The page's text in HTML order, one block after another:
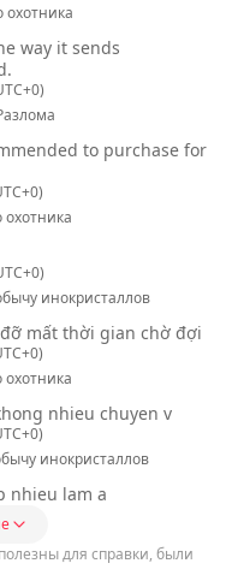
way it sends
to purchase for
инокристаллов
mất thời gian chờ đợi
nhieu chuyen v
инокристаллов
nhieu lam a
для справки, были